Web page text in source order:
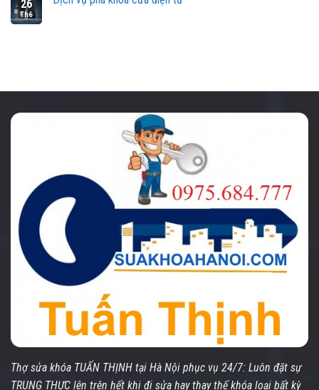
26
Th6
Thợ sửa khóa TUẤN THỊNH tại Hà Nội phục vụ 24/7: Luôn đặt sự
TRUNG THỰC lên trên hết khi đi sửa hay thay thế khóa loại bất kỳ